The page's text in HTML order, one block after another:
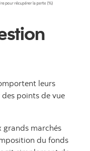
leurs
points de vue
grands marchés
du fonds